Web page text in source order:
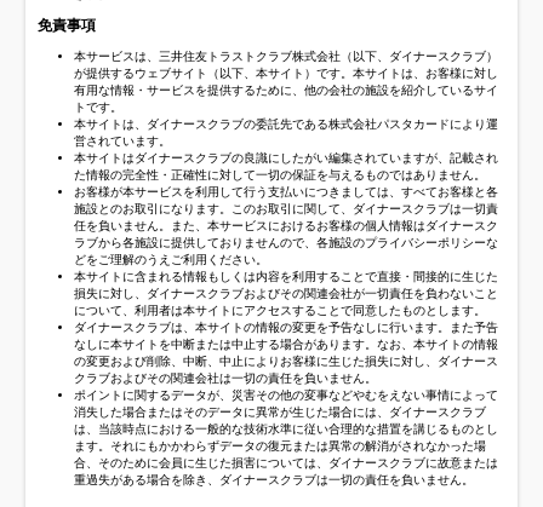
免責事項
本サービスは、三井住友トラストクラブ株式会社（以下、ダイナースクラブ）
が提供するウェブサイト（以下、本サイト）です。本サイトは、お客様に対し
有用な情報・サービスを提供するために、他の会社の施設を紹介しているサイ
トです。
本サイトは、ダイナースクラブの委託先である株式会社パスタカードにより運
営されています。
本サイトはダイナースクラブの良識にしたがい編集されていますが、記載され
た情報の完全性・正確性に対して一切の保証を与えるものではありません。
お客様が本サービスを利用して行う支払いにつきましては、すべてお客様と各
施設とのお取引になります。このお取引に関して、ダイナースクラブは一切責
任を負いません。また、本サービスにおけるお客様の個人情報はダイナースク
ラブから各施設に提供しておりませんので、各施設のプライバシーポリシーな
どをご理解のうえご利用ください。
本サイトに含まれる情報もしくは内容を利用することで直接・間接的に生じた
損失に対し、ダイナースクラブおよびその関連会社が一切責任を負わないこと
について、利用者は本サイトにアクセスすることで同意したものとします。
ダイナースクラブは、本サイトの情報の変更を予告なしに行います。また予告
なしに本サイトを中断または中止する場合があります。なお、本サイトの情報
の変更および削除、中断、中止によりお客様に生じた損失に対し、ダイナース
クラブおよびその関連会社は一切の責任を負いません。
ポイントに関するデータが、災害その他の変事などやむをえない事情によって
消失した場合またはそのデータに異常が生じた場合には、ダイナースクラブ
は、当該時点における一般的な技術水準に従い合理的な措置を講じるものとし
ます。それにもかかわらずデータの復元または異常の解消がされなかった場
合、そのために会員に生じた損害については、ダイナースクラブに故意または
重過失がある場合を除き、ダイナースクラブは一切の責任を負いません。